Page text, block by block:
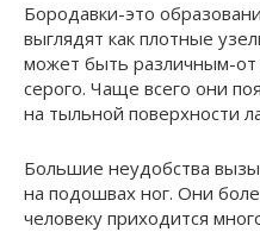
Бородавки-это
выглядят как плотные
может быть различным-от
серого. Чаще всего они
на тыльной поверхности
Большие неудобства
на подошвах ног. Они
человеку приходится